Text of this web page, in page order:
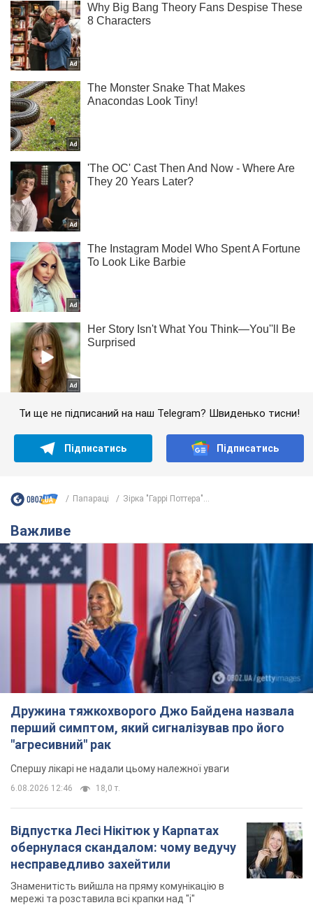
Ти ще не підписаний на наш Telegram? Швиденько тисни!
Підписатись Підписатись
Папараці Зірка "Гаррі Поттера"...
Важливе
Дружина тяжкохворого Джо Байдена назвала
перший симптом, який сигналізував про його
"агресивний" рак
Спершу лікарі не надали цьому належної уваги
6.08.2026 12:46 18,0 т.
Відпустка Лесі Нікітюк у Карпатах
обернулася скандалом: чому ведучу
несправедливо захейтили
Знаменитість вийшла на пряму комунікацію в
мережі та розставила всі крапки над "і"